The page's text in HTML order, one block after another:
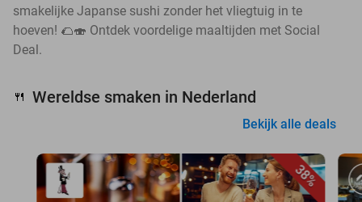
smakelijke Japanse sushi zonder het vliegtuig in te
hoeven! 🌮🍣 Ontdek voordelige maaltijden met Social
Deal.
🍴 Wereldse smaken in Nederland
Bekijk alle deals
38%